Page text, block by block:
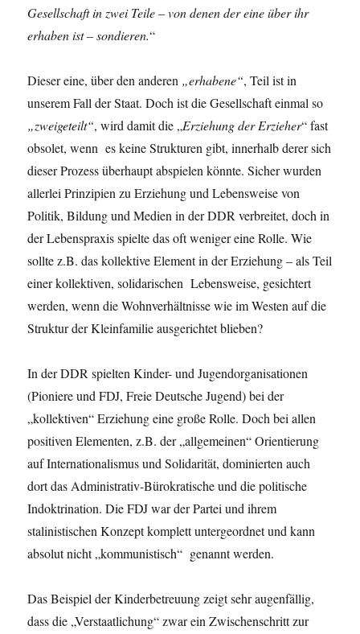
GesellschaftinzweiTeile–vondenendereineüberihr
erhabenist– sondieren.“
Dieser eine, über den anderen „erhabene“, Teil ist in
unserem Fall der Staat. Doch ist die Gesellschaft einmal so
„zweigeteilt“, wird damit die „ErziehungderErzieher“ fast
obsolet, wenn es keine Strukturen gibt, innerhalb derer sich
dieser Prozess überhaupt abspielen könnte. Sicher wurden
allerlei Prinzipien zu Erziehung und Lebensweise von
Politik, Bildung und Medien in der DDR verbreitet, doch in
der Lebenspraxis spielte das oft weniger eine Rolle. Wie
sollte z.B. das kollektive Element in der Erziehung – als Teil
einer kollektiven, solidarischen Lebensweise, gesichtert
werden, wenn die Wohnverhältnisse wie im Westen auf die
Struktur der Kleinfamilie ausgerichtet blieben?
In der DDR spielten Kinder- und Jugendorganisationen
(Pioniere und FDJ, Freie Deutsche Jugend) bei der
„kollektiven“ Erziehung eine große Rolle. Doch bei allen
positiven Elementen, z.B. der „allgemeinen“ Orientierung
auf Internationalismus und Solidarität, dominierten auch
dort das Administrativ-Bürokratische und die politische
Indoktrination. Die FDJ war der Partei und ihrem
stalinistischen Konzept komplett untergeordnet und kann
absolut nicht „kommunistisch“ genannt werden.
Das Beispiel der Kinderbetreuung zeigt sehr augenfällig,
dass die „Verstaatlichung“ zwar ein Zwischenschritt zur